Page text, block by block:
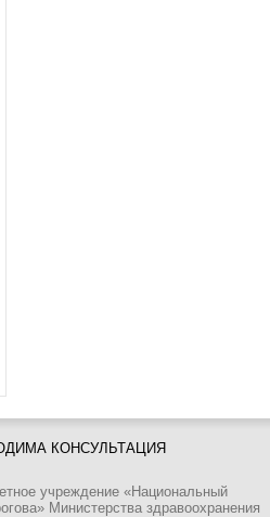
КОНСУЛЬТАЦИЯ
учреждение «Национальный
Министерства здравоохранения